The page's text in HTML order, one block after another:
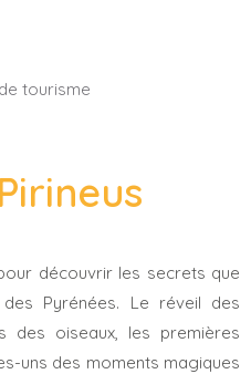
tourisme
découvrir les secrets que
Pyrénées. Le réveil des
des oiseaux, les premières
uns des moments magiques